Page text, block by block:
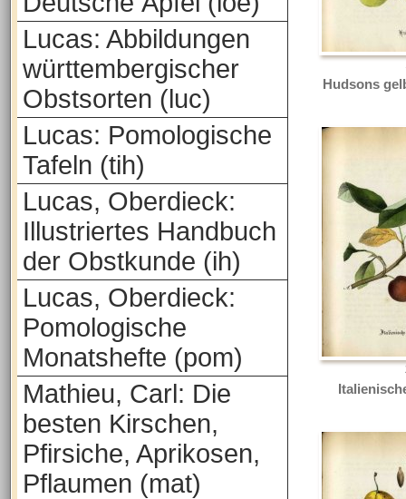
Lucas: Abbildungen
württembergischer
Obstsorten (luc)
Lucas: Pomologische
Tafeln (tih)
Lucas, Oberdieck:
Illustriertes Handbuch
der Obstkunde (ih)
Lucas, Oberdieck:
Pomologische
Monatshefte (pom)
Mathieu, Carl: Die
besten Kirschen,
Pfirsiche, Aprikosen,
Pflaumen (mat)
Hudsons